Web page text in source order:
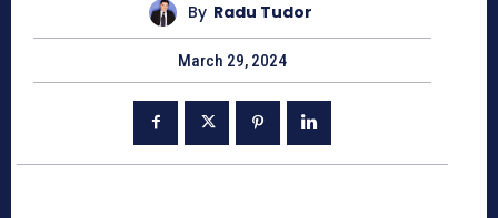
By Radu Tudor
March 29, 2024